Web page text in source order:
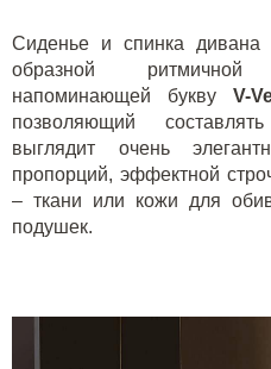
Сиденье и спинка дивана
образной ритмичной
напоминающей букву V-
позволяющий
выглядит очень
пропорций, эффектной
– ткани или кожи для
подушек.